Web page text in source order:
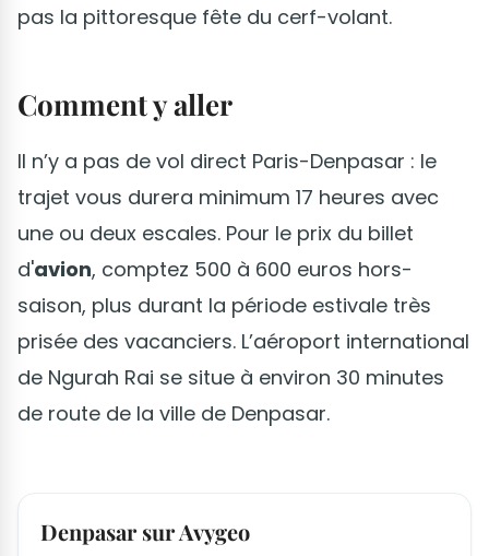
pas la pittoresque fête du cerf-volant.
Comment y aller
Il n’y a pas de vol direct Paris-Denpasar : le
trajet vous durera minimum 17 heures avec
une ou deux escales. Pour le prix du billet
d'avion, comptez 500 à 600 euros hors-
saison, plus durant la période estivale très
prisée des vacanciers. L’aéroport international
de Ngurah Rai se situe à environ 30 minutes
de route de la ville de Denpasar.
Denpasar sur Avygeo